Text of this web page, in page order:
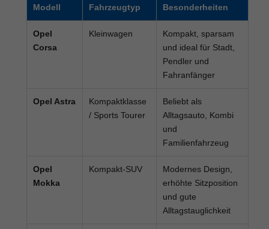
Modell Fahrzeugtyp Besonderheiten
Opel
Corsa
Kleinwagen
Kompakt, sparsam
und ideal für Stadt,
Pendler und
Fahranfänger
Opel Astra
Kompaktklasse
/ Sports Tourer
Beliebt als
Alltagsauto, Kombi
und
Familienfahrzeug
Opel
Mokka
Kompakt-SUV
Modernes Design,
erhöhte Sitzposition
und gute
Alltagstauglichkeit